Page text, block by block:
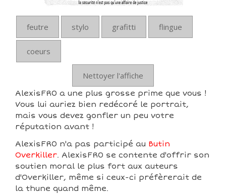
feutre stylo grafitti flingue
coeurs
Nettoyer l'affiche
AlexisFR0 a une plus grosse prime que vous !
Vous lui auriez bien redécoré le portrait,
mais vous devez gonfler un peu votre
réputation avant !
AlexisFR0 n'a pas participé au Butin
Overkiller. AlexisFR0 se contente d'offrir son
soutien moral le plus fort aux auteurs
d'Overkiller, même si ceux-ci préfèrerait de
la thune quand même.